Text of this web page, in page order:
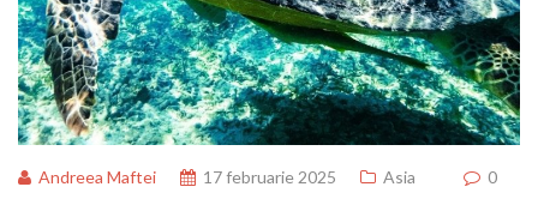
Andreea Maftei 17 februarie 2025 Asia
0